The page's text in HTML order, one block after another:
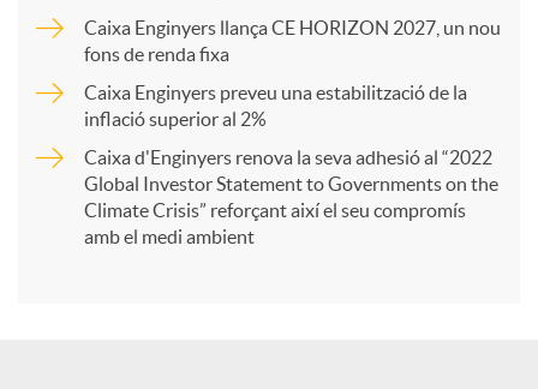
r
Caixa Enginyers llança CE HORIZON 2027, un nou
fons de renda fixa
Caixa Enginyers preveu una estabilització de la
inflació superior al 2%
Caixa d'Enginyers renova la seva adhesió al “2022
Global Investor Statement to Governments on the
Climate Crisis” reforçant així el seu compromís
amb el medi ambient